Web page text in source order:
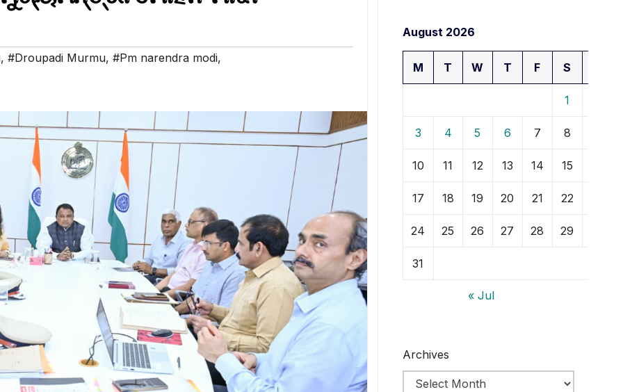
, #Droupadi Murmu, #Pm narendra modi,
August 2026
M T W T F S
1
3 4 5 6 7 8
10 11 12 13 14 15
17 18 19 20 21 22
24 25 26 27 28 29
31
« Jul
Archives